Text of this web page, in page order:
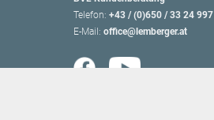
Telefon: +43 / (0)650 / 33 24 997
E-Mail: office@lemberger.at